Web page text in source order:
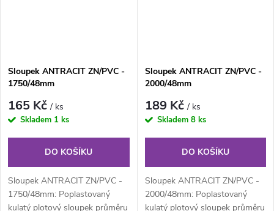
Sloupek ANTRACIT ZN/PVC -
1750/48mm
165 Kč/ ks
Skladem 1 ks
DO KOŠÍKU
Sloupek ANTRACIT ZN/PVC -
1750/48mm: Poplastovaný
kulatý plotový sloupek průměru
Sloupek ANTRACIT ZN/PVC -
2000/48mm
189 Kč/ ks
Skladem 8 ks
DO KOŠÍKU
Sloupek ANTRACIT ZN/PVC -
2000/48mm: Poplastovaný
kulatý plotový sloupek průměru